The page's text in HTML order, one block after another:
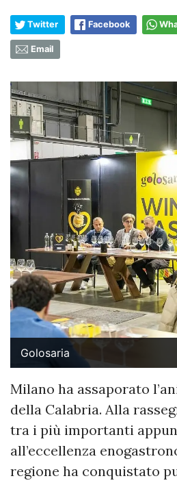
Twitter Facebook
Email
Golosaria
Milano ha assaporato
della Calabria. Alla
tra i più importanti
all’eccellenza
regione ha conquistato